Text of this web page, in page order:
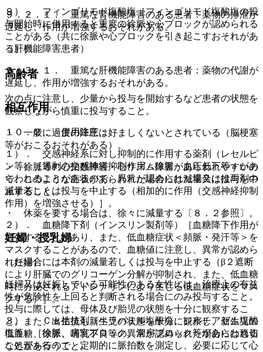
９）． フィンゴリモド塩酸塩［フィンゴリモド塩酸塩の投
与開始時に併用すると重度の徐脈や心ブロックが認められる
ことがある（共に徐脈や心ブロックを引き起こすおそれがあ
る）］。
高齢者
次の点に注意し、少量から投与を開始するなど患者の状態を
観察しながら慎重に投与すること。
・ 一般に過度の降圧は好ましくないとされている（脳梗塞
等がおこるおそれがある）。
・ 徐脈等の心拍数障害・心リズム障害があらわれやすいの
で、このような症状があらわれた場合には減量又は投与を中
止すること。
・ 休薬を要する場合は、徐々に減量する〔８．２参照〕。
妊婦・授乳婦
（妊婦）
妊婦又は妊娠している可能性のある女性には、治療上の有益
性が危険性を上回ると判断される場合にのみ投与すること。
投与に際しては、母体及び胎児の状態を十分に観察するこ
と。また、出生後も新生児の状態を十分に観察し、新生児の
低血糖、徐脈、哺乳不良等の異常が認められた場合には適切
な処置を行うこと。
９．２．１． 重篤な腎機能障害のある患者：薬物の排泄が
遅延し、作用が増強するおそれがある。
（肝機能障害患者）
９．３．１． 重篤な肝機能障害のある患者：薬物の代謝が
遅延し、作用が増強するおそれがある。
相互作用
１０．２． 併用注意：
１）． 交感神経系に対し抑制的に作用する薬剤（レセルピ
ン等）［過剰の交感神経抑制作用＜徐脈・血圧低下等＞があ
らわれることがあるので、異常が認められた場合には両剤の
減量若しくは投与を中止する（相加的に作用（交感神経抑制
作用）を増強させる）］。
２）． 血糖降下剤（インスリン製剤等）［血糖降下作用が
増強することがあり、また、低血糖症状＜頻脈・発汗等＞を
マスクすることがあるので、血糖値に注意し、異常が認めら
れた場合には本剤の減量若しくは投与を中止する（β２遮断
により肝臓でのグリコーゲン分解が抑制され、また、低血糖
時に分泌されるアドレナリンにより生じる低血糖症状をマス
クする）］。
３）． Ｃａ拮抗剤（ベラパミル塩酸塩、ジルチアゼム塩酸
塩等）［徐脈、房室ブロック、洞房ブロック等があらわれる
ことがあるので、定期的に脈拍数を測定し、必要に応じて心